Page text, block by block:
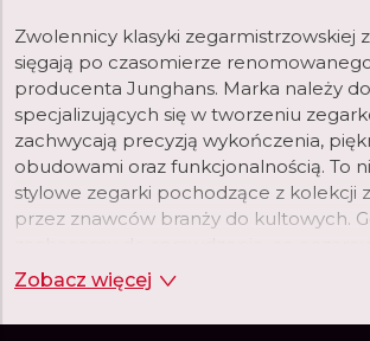
Zwolennicy klasyki zegarmistrzowskiej
sięgają po czasomierze
producenta Junghans. Marka należy
specjalizujących się w tworzeniu
zachwycają precyzją wykończenia,
obudowami oraz funkcjonalnością. To
stylowe zegarki pochodzące z kolekcji
przez znawców branży do kultowych.
wielbicieli uznanego producenta.
Zobacz więcej